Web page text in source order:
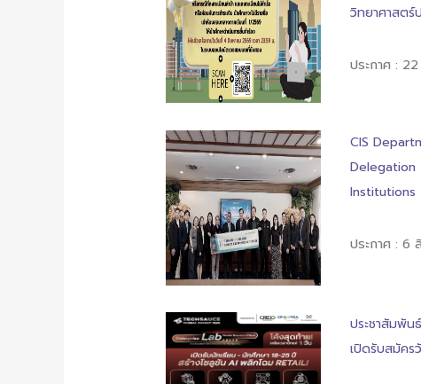
วิทยาศาสตร์
ประกาศ :
CIS
Delegation
Institutions
ประกาศ : 6
ประชาสัมพัน
เปิดรับสมัคร